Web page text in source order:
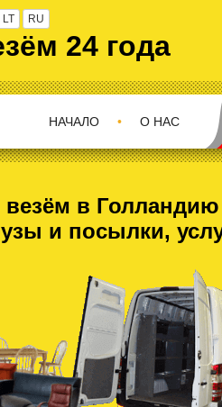
LT RU
24 года
О НАС
•
НАЧАЛО
в Голландию
и посылки,